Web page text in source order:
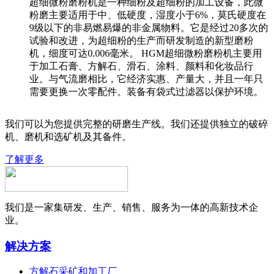
超细微粉磨粉机是一种细粉及超细粉的加工设备，此微
粉磨主要适用于中、低硬度，湿度小于6%，莫氏硬度在
9级以下的非易燃易爆的非金属物料。它是经过20多次的
试验和改进，为超细粉的生产而研发制造的新型磨粉
机，细度可达0.006毫米。 HGM超细微粉磨粉机主要用
于加工石膏、方解石、滑石、涂料、颜料和化妆品行
业。与气流磨相比，它经济实惠、产量大，并且一年只
需要更换一次零配件。装备有袋式过滤器以保护环境。
我们可以为您提供完整的研磨生产线。我们还提供独立的破碎
机、磨机和选矿机及其备件。
了解更多
我们是一家集研发、生产、销售、服务为一体的高新技术企
业。
解决方案
方解石采矿和加工厂